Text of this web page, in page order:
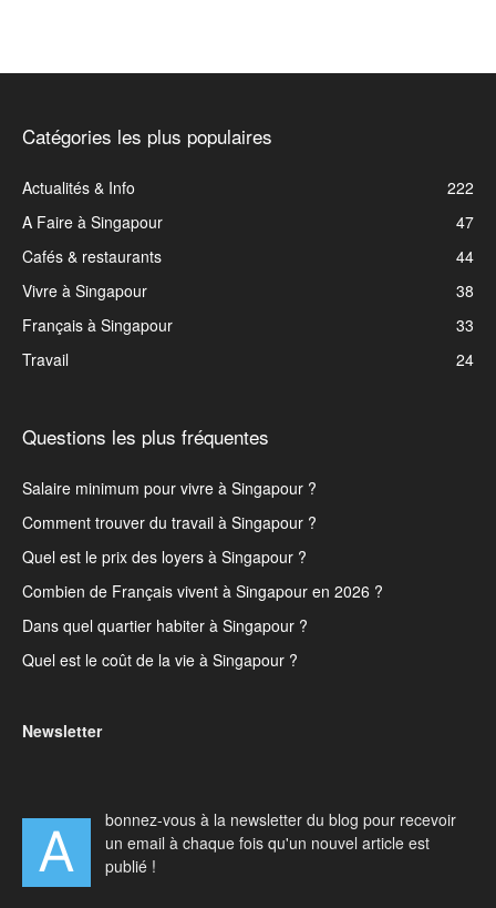
Catégories les plus populaires
Actualités & Info
222
A Faire à Singapour
47
Cafés & restaurants
44
Vivre à Singapour
38
Français à Singapour
33
Travail
24
Questions les plus fréquentes
Salaire minimum pour vivre à Singapour ?
Comment trouver du travail à Singapour ?
Quel est le prix des loyers à Singapour ?
Combien de Français vivent à Singapour en 2026 ?
Dans quel quartier habiter à Singapour ?
Quel est le coût de la vie à Singapour ?
Newsletter
A
bonnez-vous à la newsletter du blog pour recevoir
un email à chaque fois qu'un nouvel article est
publié !